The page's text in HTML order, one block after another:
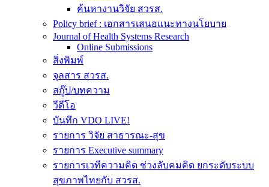
ค้นหางานวิจัย สวรส.
Policy brief : เอกสารเสนอแนะทางนโยบาย
Journal of Health Systems Research
Online Submissions
สิ่งพิมพ์
จุลสาร สวรส.
สกู๊ป/บทความ
วีดีโอ
บันทึก VDO LIVE!
รายการ วิจัย สาธารณะ-สุข
รายการ Executive summary
รายการเวทีความคิด ช่วงลับคมคิด ยกระดับระบบ
สุขภาพไทยกับ สวรส.